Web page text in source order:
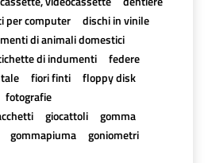
per computer
dischi in vinile
di animali domestici
di indumenti
federe
fiori finti
floppy disk
fotografie
giocattoli
gomma
gommapiuma
goniometri